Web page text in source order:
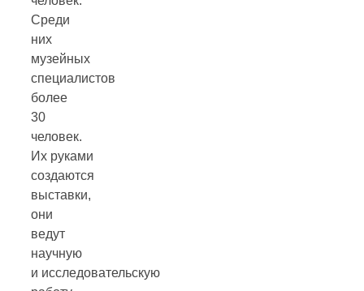
Среди
них
музейных
специалистов
более
30
человек.
Их руками
создаются
выставки,
они
ведут
научную
и исследовательскую